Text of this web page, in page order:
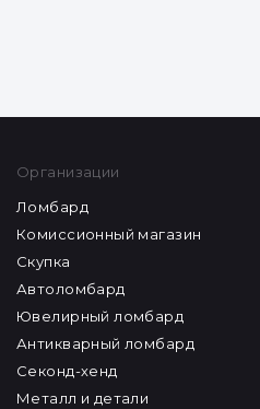
Организации
Ломбард
Комиссионный магазин
Скупка
Автоломбард
Ювелирный ломбард
Антикварный ломбард
Секонд-хенд
Металл и детали